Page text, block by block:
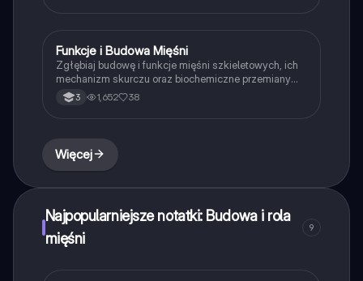
Biologia
Funkcje i Budowa Mięśni
Zgłębiaj budowę i funkcje mięśni szkieletowych, ich
mechanizm skurczu oraz biochemiczne przemiany
energetyczne. Dowiedz się, jak mięśnie odpowiadają
za ruch, postawę ciała oraz utrzymanie temperatury.
3 1,652 38
Więcej
Najpopularniejsze notatki: Budowa i rola
mięśni
9